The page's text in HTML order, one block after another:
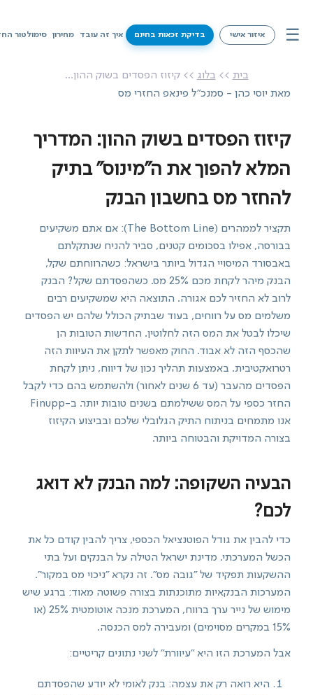
☰ איזור אישי בדיקת זכאות בחינם איך זה עובד מחירון סימולטור
מחירון
סימולטור החזרי מס
שירותים
מידע על זכאויות
צרו קשר
בית >> בלוג >> קיזוז הפסדים בשוק ההון...
מאת יוסי כהן - סמנכ"ל פינאפ החזרי מס
קיזוז הפסדים בשוק ההון: המדריך
המלא להפוך את ה"מינוס" בתיק
להחזר מס בחשבון הבנק
תקציר לממהרים (The Bottom Line): אם אתם משקיעים
בבורסה, אפילו בסכומים קטנים, סביר להניח שנתקלתם
באבסורד המיסויי הגדול ביותר בישראל: כשהרווחתם שקל,
הבנק מיהר לקחת מכם 25% מס. כשהפסדתם שקל? הבנק
לרוב לא החזיר לכם אגורה. התוצאה היא שמשקיעים רבים
משלמים מס על רווחים, בעוד שבתיק הכולל שלהם יש הפסדים
שיכלו לבטל את המס הזה לחלוטין. החדשות הטובות הן
שהכסף הזה לא אבוד. החוק מאפשר לתקן את העיוות הזה
רטרואקטיבית. באמצעות תהליך נכון של דיווח, ניתן לקחת
הפסדים מהעבר (עד 6 שנים לאחור) ולהשתמש בהם כדי לקבל
החזר כספי על המס ששילמתם בשנים טובות יותר. ב-Finupp
אנו מתמחים בניתוח התיק הגלובלי שלכם ובביצוע הקיזוז
בצורה המדויקת והבטוחה ביותר.
הבעיה השקופה: למה הבנק לא דואג
לכם?
כדי להבין את גודל הפוטנציאל הכספי, צריך להבין קודם כל את
הכשל המערכתי. מדינת ישראל הטילה על הבנקים ועל בתי
ההשקעות תפקיד של "גובה מס". זה נקרא "ניכוי מס במקור".
המערכות הבנקאיות מתוכנתות בצורה פשוטה מאוד: ברגע שיש
מימוש של נייר ערך ברווח, המערכת מנכה אוטומטית 25% (או
15% במקרים מסוימים) ומעבירה למס הכנסה.
אבל המערכת הזו היא "עיוורת" לשני נתונים קריטיים:
היא רואה רק את עצמה: בנק לאומי לא יודע שהפסדתם